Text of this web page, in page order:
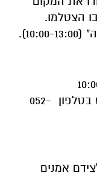
בטלפון 052-
אמנים